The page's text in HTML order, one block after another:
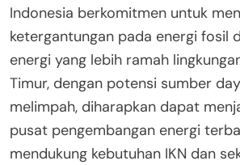
Indonesia berkomitmen untuk
ketergantungan pada energi fosil
energi yang lebih ramah
Timur, dengan potensi sumber
melimpah, diharapkan dapat
pusat pengembangan energi
mendukung kebutuhan IKN dan